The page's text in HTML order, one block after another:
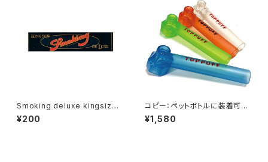
Smoking deluxe kingsize
スモーキングデラックスキングサ
イズ ライスペーパー
¥200
コピー：ペットボトルに装着可能
簡単にボングに変身【喫煙具・水
パイプ・ボング】ペットボトルに装
¥1,580